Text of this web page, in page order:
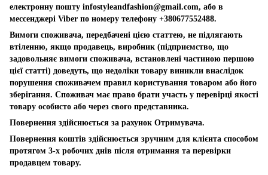
електронну пошту infostyleandfashion@gmail.com, або в
мессенджері Viber по номеру телефону +380677552488.
Вимоги споживача, передбачені цією статтею, не підлягають
втіленню, якщо продавець, виробник (підприємство, що
задовольняє вимоги споживача, встановлені частиною першою
цієї статті) доведуть, що недоліки товару виникли внаслідок
порушення споживачем правил користування товаром або його
зберігання. Споживач має право брати участь у перевірці якості
товару особисто або через свого представника.
Повернення здійснюється за рахунок Отримувача.
Повернення коштів здійснюється зручним для клієнта способом
протягом 3-х робочих днів після отримання та перевірки
продавцем товару.